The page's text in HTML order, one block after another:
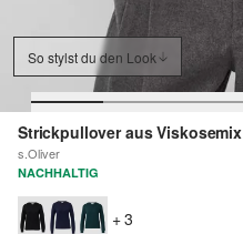
So stylst du den Look
Strickpullover aus Viskosemix
s.Oliver
NACHHALTIG
+ 3